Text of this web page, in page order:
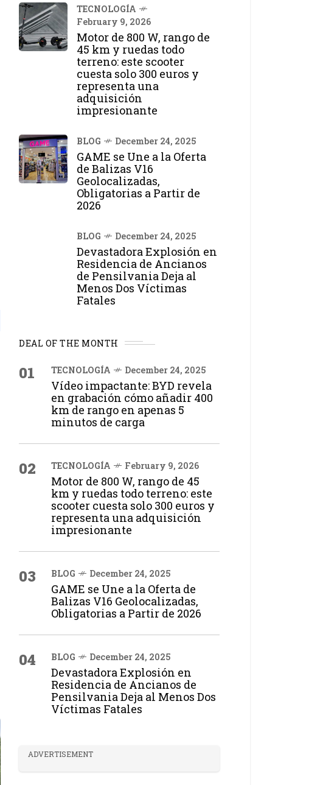
TECNOLOGÍA
February 9, 2026
Motor de 800 W, rango de
45 km y ruedas todo
terreno: este scooter
cuesta solo 300 euros y
representa una
adquisición
impresionante
BLOG December 24, 2025
GAME se Une a la Oferta
de Balizas V16
Geolocalizadas,
Obligatorias a Partir de
2026
BLOG December 24, 2025
Devastadora Explosión en
Residencia de Ancianos
de Pensilvania Deja al
Menos Dos Víctimas
Fatales
DEAL OF THE MONTH
01 TECNOLOGÍA December 24, 2025
Vídeo impactante: BYD revela
en grabación cómo añadir 400
km de rango en apenas 5
minutos de carga
02 TECNOLOGÍA February 9, 2026
Motor de 800 W, rango de 45
km y ruedas todo terreno: este
scooter cuesta solo 300 euros y
representa una adquisición
impresionante
03 BLOG December 24, 2025
GAME se Une a la Oferta de
Balizas V16 Geolocalizadas,
Obligatorias a Partir de 2026
04 BLOG December 24, 2025
Devastadora Explosión en
Residencia de Ancianos de
Pensilvania Deja al Menos Dos
Víctimas Fatales
ADVERTISEMENT